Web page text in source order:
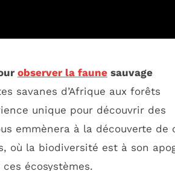
observer la faune sauvage
savanes d’Afrique aux forêts
unique pour découvrir des
emmènera à la découverte de
où la biodiversité est à son
écosystèmes.